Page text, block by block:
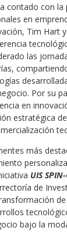
contado con la
en
Tim Hart
las
Por su
en
estratégica
más
UIS
de
bajo la